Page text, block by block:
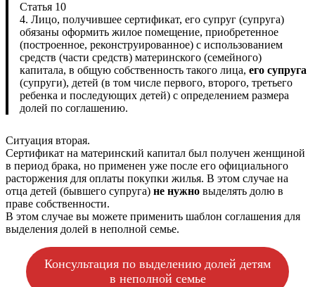
Статья 10
4. Лицо, получившее сертификат, его супруг (супруга)
обязаны оформить жилое помещение, приобретенное
(построенное, реконструированное) с использованием
средств (части средств) материнского (семейного)
капитала, в общую собственность такого лица, его супруга
(супруги), детей (в том числе первого, второго, третьего
ребенка и последующих детей) с определением размера
долей по соглашению.
Ситуация вторая.
Сертификат на материнский капитал был получен женщиной
в период брака, но применен уже после его официального
расторжения для оплаты покупки жилья. В этом случае на
отца детей (бывшего супруга) не нужно выделять долю в
праве собственности.
В этом случае вы можете применить шаблон соглашения для
выделения долей в неполной семье.
Консультация по выделению долей детям
в неполной семье